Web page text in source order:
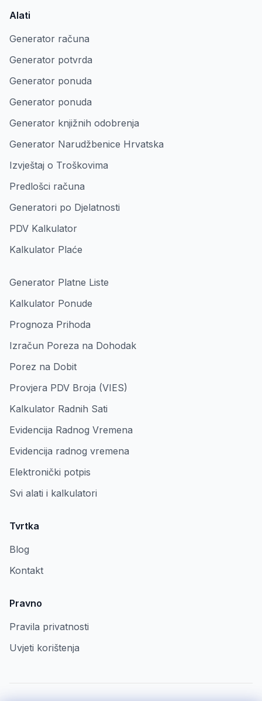
Alati
Generator računa
Generator potvrda
Generator ponuda
Generator ponuda
Generator knjižnih odobrenja
Generator Narudžbenice Hrvatska
Izvještaj o Troškovima
Predlošci računa
Generatori po Djelatnosti
PDV Kalkulator
Kalkulator Plaće
Generator Platne Liste
Kalkulator Ponude
Prognoza Prihoda
Izračun Poreza na Dohodak
Porez na Dobit
Provjera PDV Broja (VIES)
Kalkulator Radnih Sati
Evidencija Radnog Vremena
Evidencija radnog vremena
Elektronički potpis
Svi alati i kalkulatori
Tvrtka
Blog
Kontakt
Pravno
Pravila privatnosti
Uvjeti korištenja